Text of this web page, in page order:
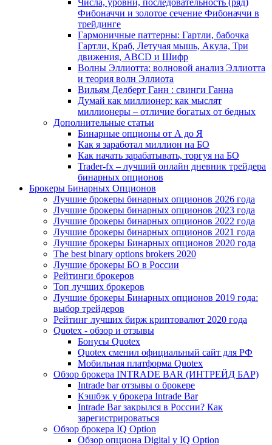
Числа, уровни, последовательность (ряд)
Фибоначчи и золотое сечение Фибоначчи в
трейдинге
Гармоничные паттерны: Гартли, бабочка
Гартли, Краб, Летучая мышь, Акула, Три
движения, ABCD и Шифр
Волны Эллиотта: волновой анализ Эллиотта
и теория волн Эллиота
Вильям Делберт Ганн : свинги Ганна
Думай как миллионер: как мыслят
миллионеры – отличие богатых от бедных
Дополнительные статьи
Бинарные опционы от А до Я
Как я заработал миллион на БО
Как начать зарабатывать, торгуя на БО
Trader-fx – лучший онлайн дневник трейдера
бинарных опционов
Брокеры Бинарных Опционов
Лучшие брокеры бинарных опционов 2026 года
Лучшие брокеры бинарных опционов 2023 года
Лучшие брокеры бинарных опционов 2022 года
Лучшие брокеры бинарных опционов 2021 года
Лучшие брокеры Бинарных опционов 2020 года
The best binary options brokers 2020
Лучшие брокеры БО в России
Рейтинги брокеров
Топ лучших брокеров
Лучшие брокеры Бинарных опционов 2019 года:
выбор трейдеров
Рейтинг лучших бирж криптовалют 2020 года
Quotex - обзор и отзывы
Бонусы Quotex
Quotex сменил официальный сайт для РФ
Мобильная платформа Quotex
Обзор брокера INTRADE BAR (ИНТРЕЙД БАР)
Intrade bar отзывы о брокере
Кэшбэк у брокера Intrade Bar
Intrade Bar закрылся в России? Как
зарегистрироваться
Обзор брокера IQ Option
Обзор опциона Digital у IQ Option